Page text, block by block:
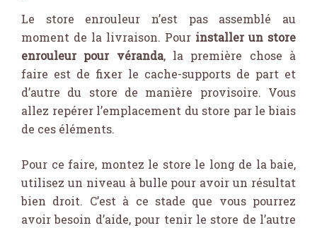
Le store enrouleur n’est pas assemblé au
moment de la livraison. Pour installer un store
enrouleur pour véranda, la première chose à
faire est de fixer le cache-supports de part et
d’autre du store de manière provisoire. Vous
allez repérer l’emplacement du store par le biais
de ces éléments.
Pour ce faire, montez le store le long de la baie,
utilisez un niveau à bulle pour avoir un résultat
bien droit. C’est à ce stade que vous pourrez
avoir besoin d’aide, pour tenir le store de l’autre